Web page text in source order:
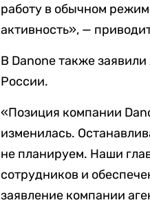
работу в обычном
активность», —
В Danone также
России.
«Позиция компании
изменилась.
не планируем. Наши
сотрудников и
заявление компании